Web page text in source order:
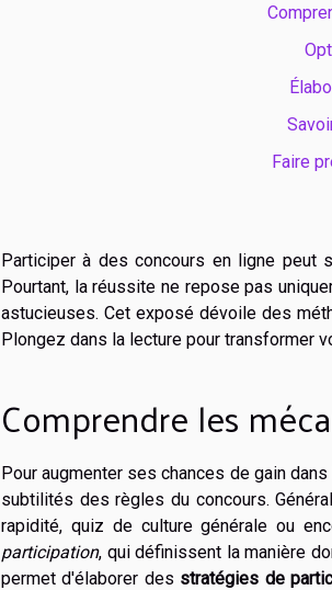
Faire
Participer à des concours en ligne peut
Pourtant, la réussite ne repose pas
astucieuses. Cet exposé dévoile des
Plongez dans la lecture pour transformer
Comprendre les
Pour augmenter ses chances de gain
subtilités des règles du concours.
rapidité, quiz de culture générale ou
participation, qui définissent la manière
permet d'élaborer des stratégies de